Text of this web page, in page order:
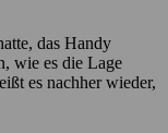
das Handy
wie es die Lage
es nachher wieder,